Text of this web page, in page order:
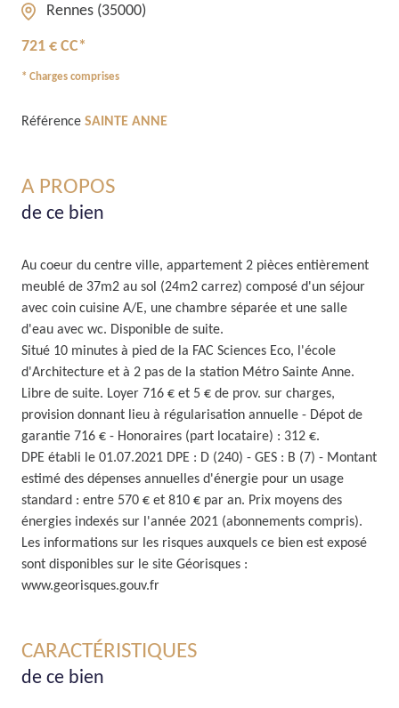
Rennes (35000)
721 € CC*
* Charges comprises
Référence SAINTE ANNE
A PROPOS
de ce bien
Au coeur du centre ville, appartement 2 pièces entièrement
meublé de 37m2 au sol (24m2 carrez) composé d'un séjour
avec coin cuisine A/E, une chambre séparée et une salle
d'eau avec wc. Disponible de suite.
Situé 10 minutes à pied de la FAC Sciences Eco, l'école
d'Architecture et à 2 pas de la station Métro Sainte Anne.
Libre de suite. Loyer 716 € et 5 € de prov. sur charges,
provision donnant lieu à régularisation annuelle - Dépot de
garantie 716 € - Honoraires (part locataire) : 312 €.
DPE établi le 01.07.2021 DPE : D (240) - GES : B (7) - Montant
estimé des dépenses annuelles d'énergie pour un usage
standard : entre 570 € et 810 € par an. Prix moyens des
énergies indexés sur l'année 2021 (abonnements compris).
Les informations sur les risques auxquels ce bien est exposé
sont disponibles sur le site Géorisques :
www.georisques.gouv.fr
CARACTÉRISTIQUES
de ce bien